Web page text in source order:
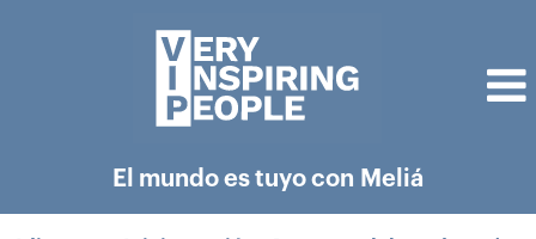
El mundo es tuyo con Meliá